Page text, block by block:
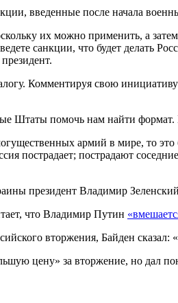
введенные после начала
их можно применить, а
санкции, что будет
Комментируя свою
Штаты помочь нам найти
армий в мире, то
пострадает; пострадают
президент Владимир
что Владимир Путин
вторжения, Байден
цену» за вторжение, но дал